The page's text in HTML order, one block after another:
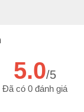
5.0/5
Đã có 0 đánh giá